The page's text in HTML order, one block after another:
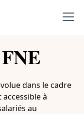
dans le cadre
accessible à
au